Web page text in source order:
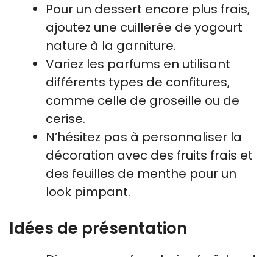
Pour un dessert encore plus frais,
ajoutez une cuillerée de yogourt
nature à la garniture.
Variez les parfums en utilisant
différents types de confitures,
comme celle de groseille ou de
cerise.
N’hésitez pas à personnaliser la
décoration avec des fruits frais et
des feuilles de menthe pour un
look pimpant.
Idées de présentation